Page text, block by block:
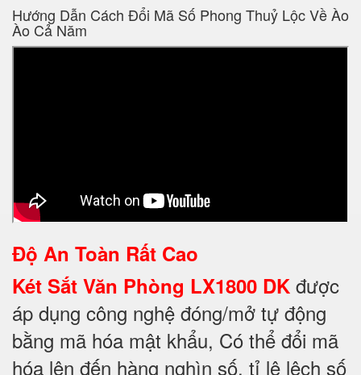
Hướng Dẫn Cách Đổi Mã Số Phong Thuỷ Lộc Về Ào
Ào Cả Năm
Độ An Toàn Rất Cao
Két Sắt Văn Phòng LX1800 DK được
áp dụng công nghệ đóng/mở tự động
bằng mã hóa mật khẩu, Có thể đổi mã
hóa lên đến hàng nghìn số, tỉ lệ lệch số